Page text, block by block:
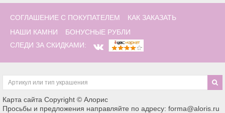
СОГЛАШЕНИЕ С ПОКУПАТЕЛЕМ
КАК ЗАКАЗАТЬ
НАШИ КАМНИ
БОНУСНЫЕ РУБЛИ
СЛЕДИ ЗА СКИДКАМИ:
Карта сайта Copyright © Алорис
Просьбы и предложения направляйте по адресу: forma@aloris.ru